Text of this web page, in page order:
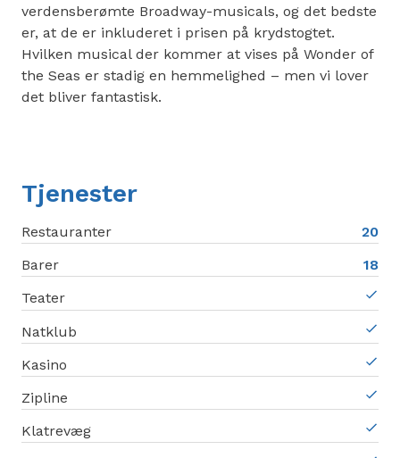
verdensberømte Broadway-musicals, og det bedste
er, at de er inkluderet i prisen på krydstogtet.
Hvilken musical der kommer at vises på Wonder of
the Seas er stadig en hemmelighed – men vi lover
det bliver fantastisk.
Tjenester
Restauranter
20
Barer
18
Teater
Natklub
Kasino
Zipline
Klatrevæg